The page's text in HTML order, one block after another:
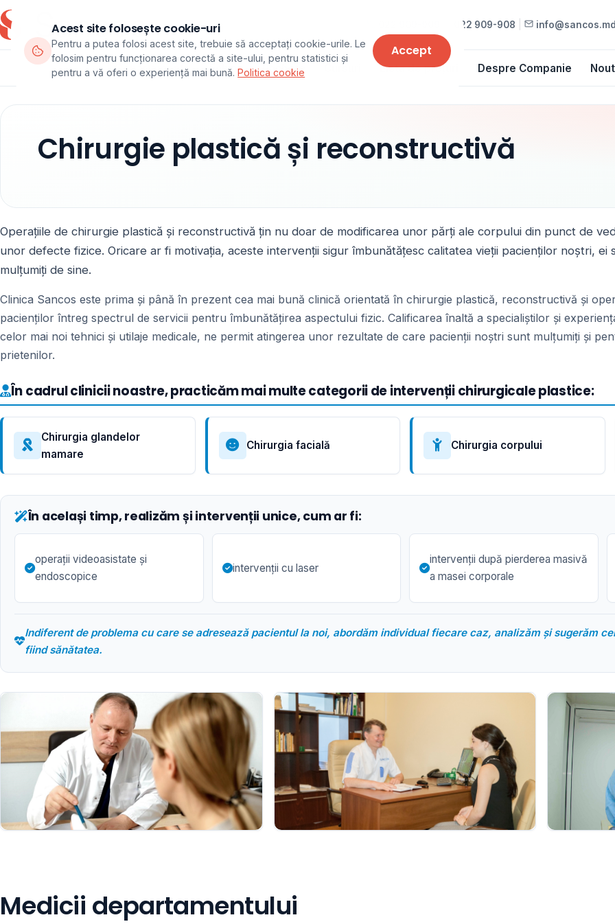
022 909-908
Departamente Echipa Pachete Cursuri Lista de prețuri Despre Companie
Chirurgie plastică și reconstructivă
Operațiile de chirurgie plastică și reconstructivă țin nu doar de modificarea unor părți ale corpului din punct de
unor defecte fizice. Oricare ar fi motivația, aceste intervenții sigur îmbunătățesc calitatea vieții pacienților noștri, ei
mulțumiți de sine.
Clinica Sancos este prima și până în prezent cea mai bună clinică orientată în chirurgie plastică, reconstructivă și
pacienților întreg spectrul de servicii pentru îmbunătățirea aspectului fizic. Calificarea înaltă a specialiștilor și
celor mai noi tehnici și utilaje medicale, ne permit atingerea unor rezultate de care pacienții noștri sunt mulțumiți și
prietenilor.
În cadrul clinicii noastre, practicăm mai multe categorii de intervenții chirurgicale plastice:
Chirurgia glandelor
mamare
Chirurgia facială Chirurgia corpului
În același timp, realizăm și intervenții unice, cum ar fi:
operații videoasistate și
endoscopice
intervenții cu laser
intervenţii după pierderea masivă
a masei corporale
Indiferent de problema cu care se adresează pacientul la noi, abordăm individual fiecare caz, analizăm și sugerăm
fiind sănătatea.
Medicii departamentului
Acest site folosește cookie-uri
Pentru a putea folosi acest site, trebuie să acceptați cookie-urile. Le
folosim pentru funcționarea corectă a site-ului, pentru statistici și
pentru a vă oferi o experiență mai bună.Politica cookie
Accept